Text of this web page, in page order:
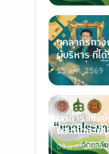
บุคลากรทา
ผู้บริหาร ที่ไ
ทานเครื่อ
11 พ.ค. 2569
ผลการแข่ง
และ ทักษะพื้
ศึกษา 25
09 ม.ค. 2569